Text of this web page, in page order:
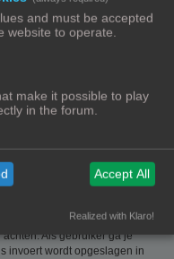
maakt internetgebaseerde
voor wat wordt
en/of gedrag. Meer
obsceen, vulgair,
of enig ander
het land waar “3D Print
met onmiddellijke ingang en
kan je provider worden
opgeslagen om deze
verwijderen, te wijzigen, te
Als gebruiker ga je
invoert wordt opgeslagen in
and must be accepted
website to operate.
make it possible to play
in the forum.
Accept All
Realized with Klaro!